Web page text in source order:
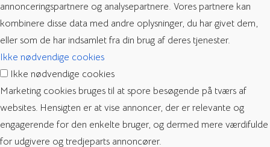
annonceringspartnere og analysepartnere. Vores partnere kan
kombinere disse data med andre oplysninger, du har givet dem,
eller som de har indsamlet fra din brug af deres tjenester.
Ikke nødvendige cookies
Ikke nødvendige cookies
Marketing cookies bruges til at spore besøgende på tværs af
websites. Hensigten er at vise annoncer, der er relevante og
engagerende for den enkelte bruger, og dermed mere værdifulde
for udgivere og tredjeparts annoncører.